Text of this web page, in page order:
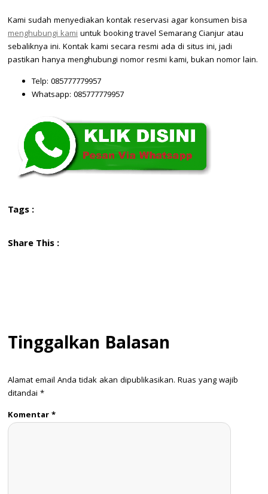
Kami sudah menyediakan kontak reservasi agar konsumen bisa
menghubungi kamiuntuk booking travel Semarang Cianjur atau
sebaliknya ini. Kontak kami secara resmi ada di situs ini, jadi
pastikan hanya menghubungi nomor resmi kami, bukan nomor lain.
Telp: 085777779957
Whatsapp: 085777779957
Tags :
Share This :
Tinggalkan Balasan
Alamat email Anda tidak akan dipublikasikan. Ruas yang wajib
ditandai *
Komentar*